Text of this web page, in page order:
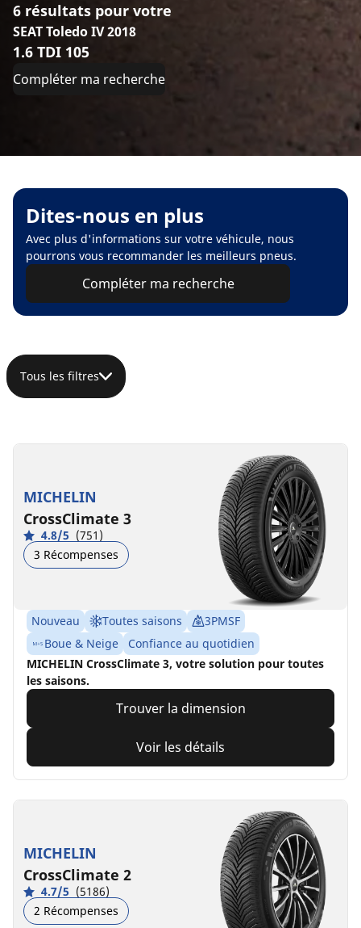
6 résultats pour votre
SEAT Toledo IV 2018
1.6 TDI 105
Compléter ma recherche
Dites-nous en plus
Avec plus d'informations sur votre véhicule, nous
pourrons vous recommander les meilleurs pneus.
Compléter ma recherche
Tous les filtres
MICHELIN
CrossClimate 3
4.8/5 (751)
3 Récompenses
Nouveau Toutes saisons
3PMSF
Boue & Neige
Confiance au quotidien
MICHELIN CrossClimate 3, votre solution pour toutes
les saisons.
Trouver la dimension
Voir les détails
MICHELIN
CrossClimate 2
4.7/5 (5186)
2 Récompenses